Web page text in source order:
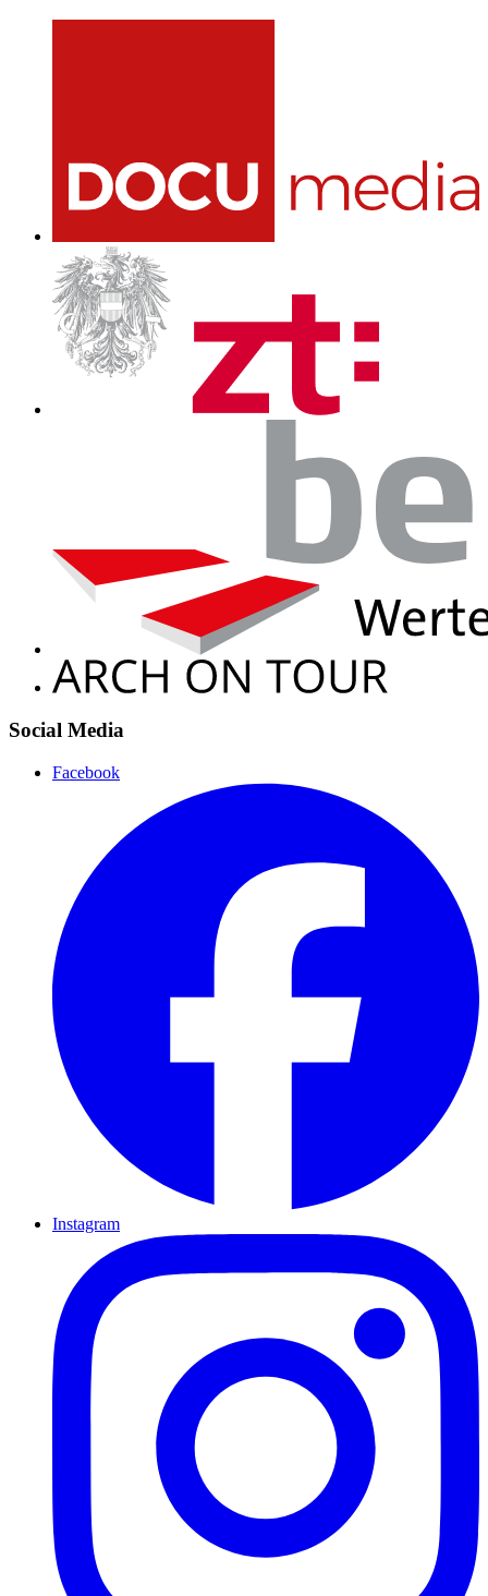
Social Media
Facebook
Instagram